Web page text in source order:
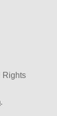
Rights
.